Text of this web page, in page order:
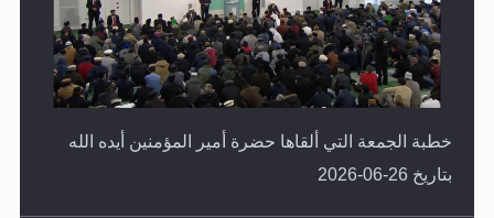
خطبة الجمعة التي ألقاها حضرة أمير المؤمنين أيده الله